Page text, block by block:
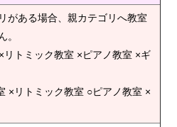
がある場合、親カテゴリへ教室
。
トミック教室 ×ピアノ教室 ×ギ
×リトミック教室 ○ピアノ教室 ×